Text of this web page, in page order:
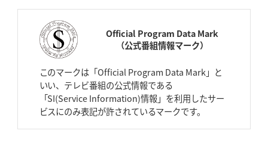
Official Program Data Mark
（公式番組情報マーク）
このマークは「Official Program Data Mark」と
いい、テレビ番組の公式情報である
「SI(Service Information)情報」を利用したサー
ビスにのみ表記が許されているマークです。